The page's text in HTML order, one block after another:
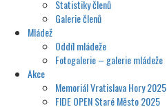
Statistiky členů
Galerie členů
Mládež
Oddíl mládeže
Fotogalerie – galerie mládeže
Akce
Memoriál Vratislava Hory 2025
FIDE OPEN Staré Město 2025